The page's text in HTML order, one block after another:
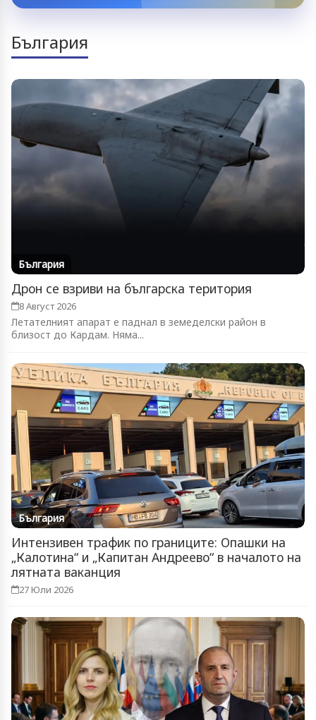
България
България
Дрон се взриви на българска територия
8 Август 2026
Летателният апарат е паднал в земеделски район в
близост до Кардам. Няма...
България
Интензивен трафик по границите: Опашки на
„Калотина“ и „Капитан Андреево“ в началото на
лятната ваканция
27 Юли 2026